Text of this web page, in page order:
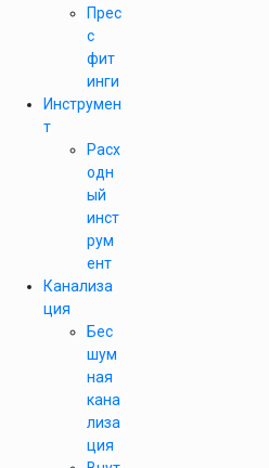
Прес
с
фит
инги
Инструмен
т
Расх
одн
ый
инст
рум
ент
Канализа
ция
Бес
шум
ная
кана
лиза
ция